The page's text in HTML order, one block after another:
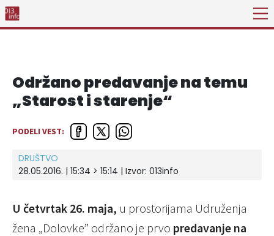
Održano predavanje na temu
„Starost i starenje“
PODELI VEST:
DRUŠTVO
28.05.2016. | 15:34 > 15:14 | Izvor: 013info
U četvrtak 26. maja, u prostorijama Udruženja
žena „Dolovke” održano je prvo predavanje na